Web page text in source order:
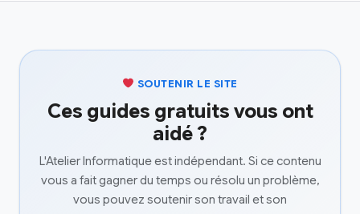
SOUTENIR LE SITE
Ces guides gratuits vous ont
aidé ?
L'Atelier Informatique est indépendant. Si ce contenu
vous a fait gagner du temps ou résolu un problème,
vous pouvez soutenir son travail et son